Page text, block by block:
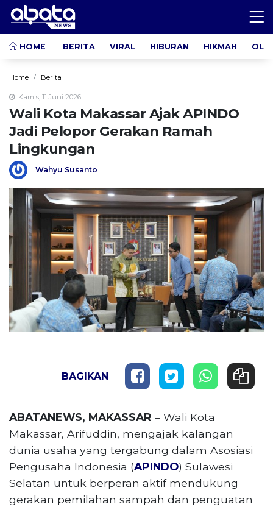
HOME BERITA VIRAL HIBURAN HIKMAH
Home Berita
Kamis, 11 Juni 2026
Wali Kota Makassar Ajak APINDO
Jadi Pelopor Gerakan Ramah
Lingkungan
Wahyu Susanto
BAGIKAN
ABATANEWS, MAKASSAR – Wali Kota
Makassar, Arifuddin, mengajak kalangan
dunia usaha yang tergabung dalam Asosiasi
Pengusaha Indonesia (APINDO) Sulawesi
Selatan untuk berperan aktif mendukung
gerakan pemilahan sampah dan penguatan